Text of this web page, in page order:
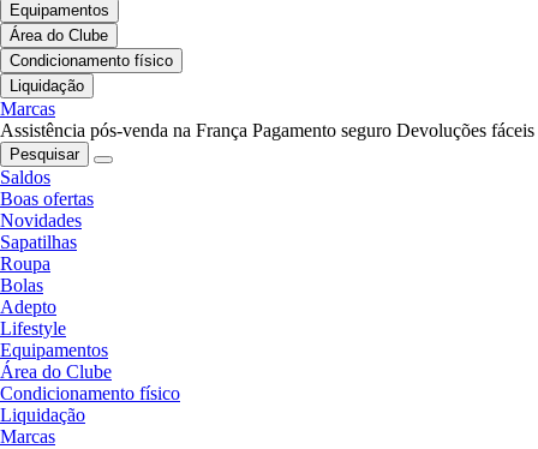
Equipamentos
Área do Clube
Condicionamento físico
Liquidação
Marcas
Assistência pós-venda na França Pagamento seguro Devoluções fáceis
Pesquisar
Saldos
Boas ofertas
Novidades
Sapatilhas
Roupa
Bolas
Adepto
Lifestyle
Equipamentos
Área do Clube
Condicionamento físico
Liquidação
Marcas